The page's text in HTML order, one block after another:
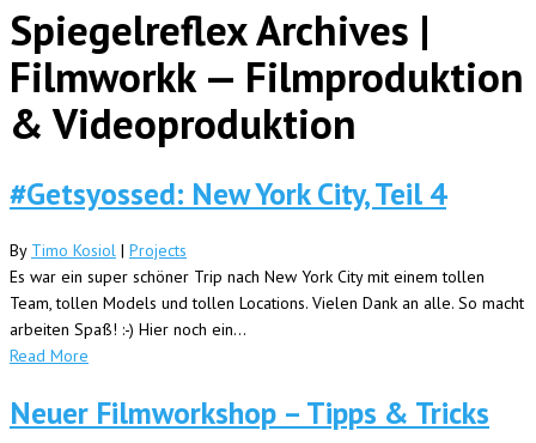
Spiegelreflex Archives |
Filmworkk — Filmproduktion
& Videoproduktion
#Getsyossed: New York City, Teil 4
By Timo Kosiol | Projects
Es war ein super schöner Trip nach New York City mit einem tollen
Team, tollen Models und tollen Locations. Vielen Dank an alle. So macht
arbeiten Spaß! :-) Hier noch ein...
Read More
Neuer Filmworkshop – Tipps & Tricks